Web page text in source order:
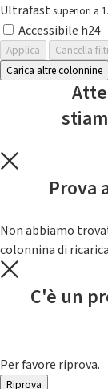
Ultrafast superiori a
Accessibile h24
Applica
Cancella
Carica altre colonnine
Prova
Non abbiamo
colonnina di
C'è un
Per favore riprova.
Riprova